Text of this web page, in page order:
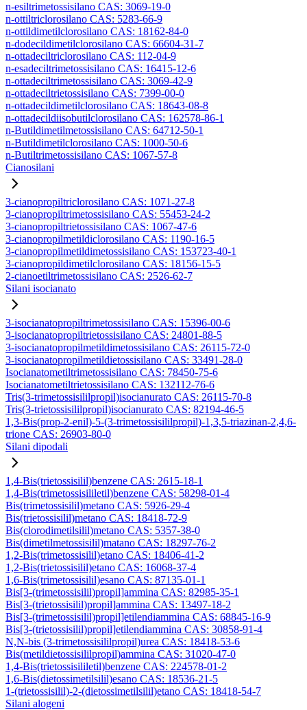
n-esiltrimetossisilano CAS: 3069-19-0
n-ottiltriclorosilano CAS: 5283-66-9
n-ottildimetilclorosilano CAS: 18162-84-0
n-dodecildimetilclorosilano CAS: 66604-31-7
n-ottadeciltriclorosilano CAS: 112-04-9
n-esadeciltrimetossisilano CAS: 16415-12-6
n-ottadeciltrimetossisilano CAS: 3069-42-9
n-ottadeciltrietossisilano CAS: 7399-00-0
n-ottadecildimetilclorosilano CAS: 18643-08-8
n-ottadecildiisobutilclorosilano CAS: 162578-86-1
n-Butildimetilmetossisilano CAS: 64712-50-1
n-Butildimetilclorosilano CAS: 1000-50-6
n-Butiltrimetossisilano CAS: 1067-57-8
Cianosilani
3-cianopropiltriclorosilano CAS: 1071-27-8
3-cianopropiltrimetossisilano CAS: 55453-24-2
3-cianopropiltrietossisilano CAS: 1067-47-6
3-cianopropilmetildiclorosilano CAS: 1190-16-5
3-cianopropilmetildimetossisilano CAS: 153723-40-1
3-cianopropildimetilclorosilano CAS: 18156-15-5
2-cianoetiltrimetossisilano CAS: 2526-62-7
Silani isocianato
3-isocianatopropiltrimetossisilano CAS: 15396-00-6
3-isocianatopropiltrietossisilano CAS: 24801-88-5
3-isocianatopropilmetildimetossisilano CAS: 26115-72-0
3-isocianatopropilmetildietossisilano CAS: 33491-28-0
Isocianatometiltrimetossisilano CAS: 78450-75-6
Isocianatometiltrietossisilano CAS: 132112-76-6
Tris(3-trimetossisililpropil)isocianurato CAS: 26115-70-8
Tris(3-trietossisililpropil)isocianurato CAS: 82194-46-5
1,3-Bis(prop-2-enil)-5-(3-trimetossisililpropil)-1,3,5-triazinan-2,4,6-
trione CAS: 26903-80-0
Silani dipodali
1,4-Bis(trietossisilil)benzene CAS: 2615-18-1
1,4-Bis(trimetossisililetil)benzene CAS: 58298-01-4
Bis(trimetossisilil)metano CAS: 5926-29-4
Bis(trietossisilil)metano CAS: 18418-72-9
Bis(clorodimetilsilil)metano CAS: 5357-38-0
Bis(dimetilmetossisilil)matano CAS: 18297-76-2
1,2-Bis(trimetossisilil)etano CAS: 18406-41-2
1,2-Bis(trietossisilil)etano CAS: 16068-37-4
1,6-Bis(trimetossisilil)esano CAS: 87135-01-1
Bis[3-(trimetossisilil)propil]ammina CAS: 82985-35-1
Bis[3-(trietossisilil)propil]ammina CAS: 13497-18-2
Bis[3-(trimetossisilil)propil]etilendiammina CAS: 68845-16-9
Bis[3-(trietossisilil)propil]etilendiammina CAS: 30858-91-4
N,N-bis (3-trimetossisililpropil)urea CAS: 18418-53-6
Bis(metildietossisililpropil)ammina CAS: 31020-47-0
1,4-Bis(trietossisililetil)benzene CAS: 224578-01-2
1,6-Bis(dietossimetilsilil)esano CAS: 18536-21-5
1-(trietossisilil)-2-(dietossimetilsilil)etano CAS: 18418-54-7
Silani alogeni